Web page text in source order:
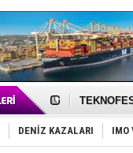
TAYK -
Tersane
İngiliz
FESCO,
DENİZ KAZALARI IMO